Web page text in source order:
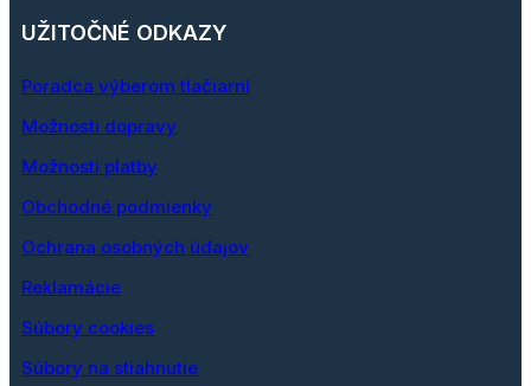
UŽITOČNÉ ODKAZY
Poradca výberom tlačiarní
Možnosti dopravy
Možnosti platby
Obchodné podmienky
Ochrana osobných údajov
Reklamácie
Súbory cookies
Súbory na stiahnutie